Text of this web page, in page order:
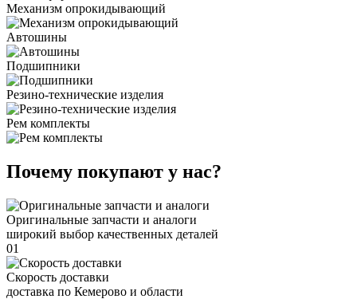
Механизм опрокидывающий
Автошины
Подшипники
Резино-технические изделия
Рем комплекты
Почему покупают у нас?
Оригинальные запчасти и аналоги
широкий выбор качественных деталей
01
Скорость доставки
доставка по Кемерово и области